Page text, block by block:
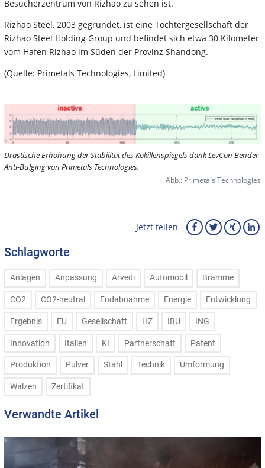
Besucherzentrum von Rizhao zu sehen ist.
Rizhao Steel, 2003 gegründet, ist eine Tochtergesellschaft der
Rizhao Steel Holding Group und befindet sich etwa 30 Kilometer
vom Hafen Rizhao im Süden der Provinz Shandong.
(Quelle: Primetals Technologies, Limited)
Drastische Erhöhung der Stabilität des Kokillenspiegels dank LevCon Bender
Anti-Bulging von Primetals Technologies.
Abb.: Primetals Technologies
Jetzt teilen
Schlagworte
Anlagen Anpassung Arvedi Automobil Bramme
CO2 CO2-neutral Endabnahme Energie Entwicklung
Ergebnis EU Gesellschaft HZ IBU ING
Innovation Italien KI Partnerschaft Patent
Produktion Pulver Stahl Technik Umformung
Walzen Zertifikat
Verwandte Artikel